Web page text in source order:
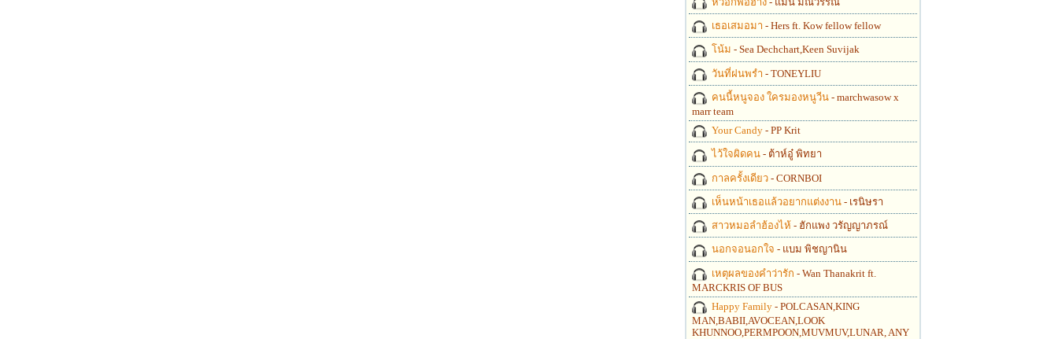
เธอเสมอมา - Hers ft. Kow fellow fellow
โน้ม - Sea Dechchart,Keen Suvijak
วันที่ฝนพรำ - TONEYLIU
คนนี้หนูจอง ใครมองหนูวีน - marchwasow x
marr team
Your Candy - PP Krit
ไว้ใจผิดคน - ต้าห์อู๋ พิทยา
กาลครั้งเดียว - CORNBOI
เห็นหน้าเธอแล้วอยากแต่งงาน - เรนิษรา
สาวหมอลำฮ้องไห้ - ฮักแพง วรัญญาภรณ์
นอกจอนอกใจ - แบม พิชญานิน
เหตุผลของคำว่ารัก - Wan Thanakrit ft.
MARCKRIS OF BUS
Happy Family - POLCASAN,KING
MAN,BABII,AVOCEAN,LOOK
KHUNNOO,PERMPOON,MUVMUV,LUNAR, ANY